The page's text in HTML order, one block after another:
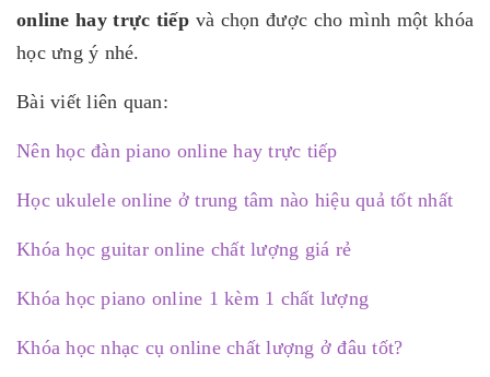
online hay trực tiếpvà chọn được cho mình một khóa
học ưng ý nhé.
Bài viết liên quan:
Nên học đàn piano online hay trực tiếp
Học ukulele online ở trung tâm nào hiệu quả tốt nhất
Khóa học guitar online chất lượng giá rẻ
Khóa học piano online 1 kèm 1 chất lượng
Khóa học nhạc cụ online chất lượng ở đâu tốt?